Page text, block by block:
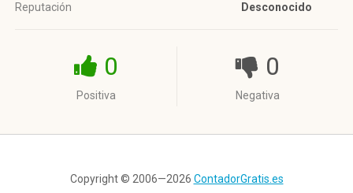
Reputación Desconocido
0
Positiva
0
Negativa
Copyright © 2006—2026 ContadorGratis.es